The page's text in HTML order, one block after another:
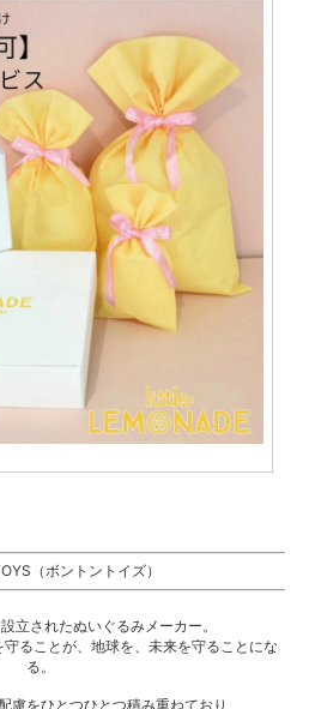
（ボントントイズ）
立されたぬいぐるみメーカー。
ることが、地球を、未来を守ることにな
る。
慮をひとつひとつ積み重ねており、